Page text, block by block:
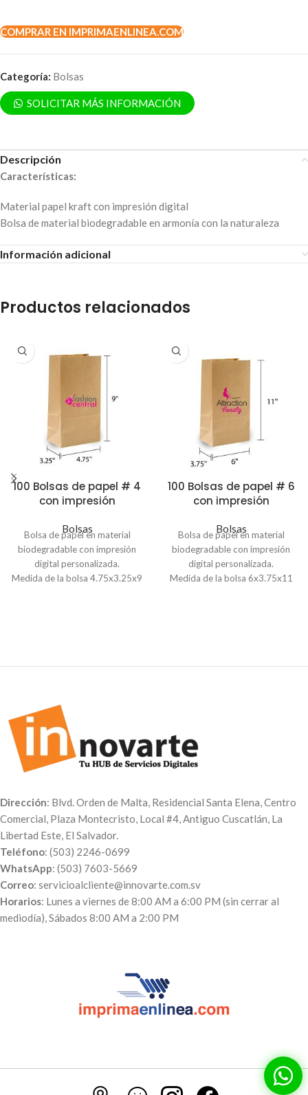
COMPRAR EN IMPRIMAENLINEA.COM
Categoría: Bolsas
SOLICITAR MÁS INFORMACIÓN
Descripción
Características:
Material papel kraft con impresión digital
Bolsa de material biodegradable en armonía con la naturaleza
Información adicional
Productos relacionados
100 Bolsas de papel # 4
con impresión
Bolsas
Bolsa de papel en material
biodegradable con impresión
digital personalizada.
Medida de la bolsa 4.75x3.25x9
100 Bolsas de papel # 6
con impresión
Bolsas
Bolsa de papel en material
biodegradable con impresión
digital personalizada.
Medida de la bolsa 6x3.75x11
Dirección: Blvd. Orden de Malta, Residencial Santa Elena, Centro
Comercial, Plaza Montecristo, Local #4, Antiguo Cuscatlán, La
Libertad Este, El Salvador.
Teléfono: (503) 2246-0699
WhatsApp: (503) 7603-5669
Correo: servicioalcliente@innovarte.com.sv
Horarios: Lunes a viernes de 8:00 AM a 6:00 PM (sin cerrar al
mediodía), Sábados 8:00 AM a 2:00 PM